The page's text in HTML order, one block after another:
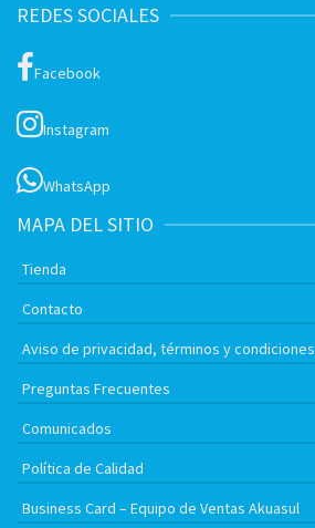
REDES SOCIALES
Facebook
Instagram
WhatsApp
MAPA DEL SITIO
Tienda
Contacto
Aviso de privacidad, términos y condiciones
Preguntas Frecuentes
Comunicados
Política de Calidad
Business Card – Equipo de Ventas Akuasul